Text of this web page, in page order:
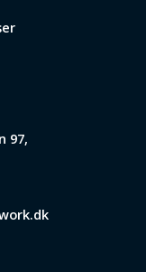
97,